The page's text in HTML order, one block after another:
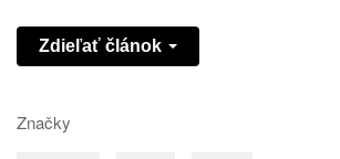
Zdieľať článok
Značky